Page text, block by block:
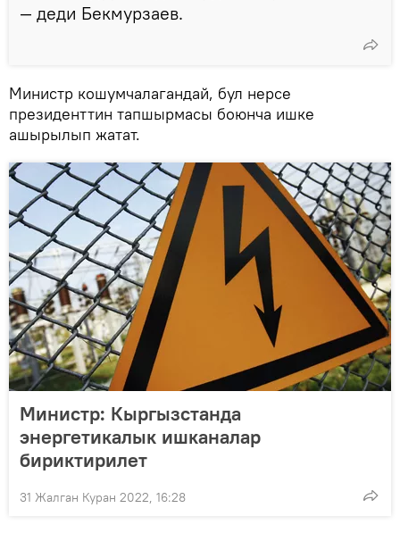
— деди Бекмурзаев.
Министр кошумчалагандай, бул нерсе
президенттин тапшырмасы боюнча ишке
ашырылып жатат.
Министр: Кыргызстанда
энергетикалык ишканалар
бириктирилет
31 Жалган Куран 2022, 16:28